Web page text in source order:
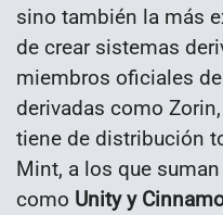
sino también la más
de crear sistemas
miembros oficiales
derivadas como
tiene de distribución
Mint, a los que suman
como Unity y